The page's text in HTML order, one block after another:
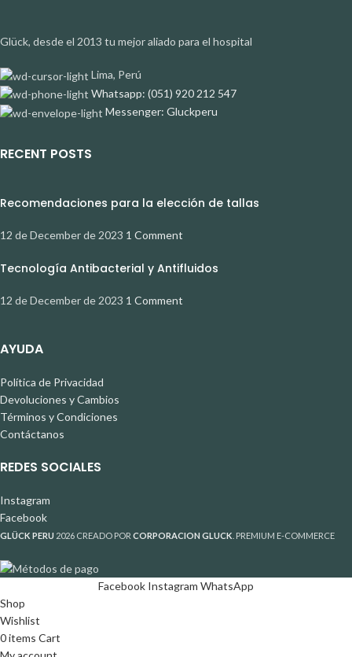
Glück, desde el 2013 tu mejor aliado para el hospital
Lima, Perú
Whatsapp: (051) 920 212 547
Messenger: Gluckperu
RECENT POSTS
Recomendaciones para la elección de tallas
12 de December de 2023 1 Comment
Tecnología Antibacterial y Antifluidos
12 de December de 2023 1 Comment
AYUDA
Política de Privacidad
Devoluciones y Cambios
Términos y Condiciones
Contáctanos
REDES SOCIALES
Instagram
Facebook
GLÜCK PERU 2026 CREADO POR CORPORACION GLUCK . PREMIUM E-COMMERCE
Facebook Instagram WhatsApp
Shop
Wishlist
0items Cart